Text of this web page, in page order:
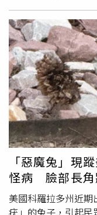
或更換床墊也無法
更應擔心傳染力強的
換給下一位病人之
位是出院或過世。
說，病人最好也不
顧者或看護不要亂
的恐慌，「有病床
好」。陳志金認為
床，那才是最重要
人紛紛留言表示，
多」、「在醫院病
者，死亡是每個人
「每間房子都有死過
否有消毒乾淨才是重
緊回家嗎？又不是
「惡魔兔」現
怪病 臉部長角
美國科羅拉多州近
疣」的兔子，引起